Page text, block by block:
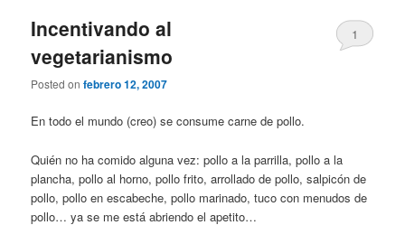
Incentivando al
vegetarianismo
Posted onfebrero 12, 2007
1
En todo el mundo (creo) se consume carne de pollo.
Quién no ha comido alguna vez: pollo a la parrilla, pollo a la
plancha, pollo al horno, pollo frito, arrollado de pollo, salpicón de
pollo, pollo en escabeche, pollo marinado, tuco con menudos de
pollo… ya se me está abriendo el apetito…